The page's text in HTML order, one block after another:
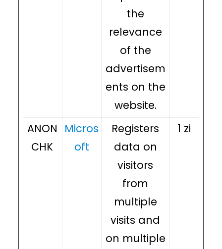
the
relevance
of the
advertisem
ents on the
website.
ANON
CHK
Micros
oft
Registers
data on
visitors
from
multiple
visits and
on multiple
1 zi